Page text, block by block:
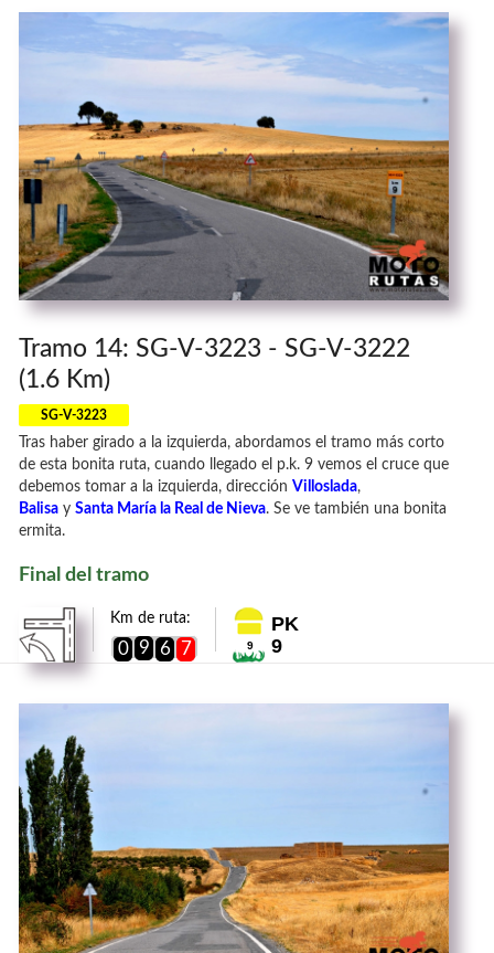
Tramo 14: SG-V-3223 - SG-V-3222
(1.6 Km)
SG-V-3223
Tras haber girado a la izquierda, abordamos el tramo más corto
de esta bonita ruta, cuando llegado el p.k. 9 vemos el cruce que
debemos tomar a la izquierda, dirección Villoslada,
Balisa y Santa María la Real de Nieva. Se ve también una bonita
ermita.
Final del tramo
Km de ruta:
0 9 6 7 9
PK
9